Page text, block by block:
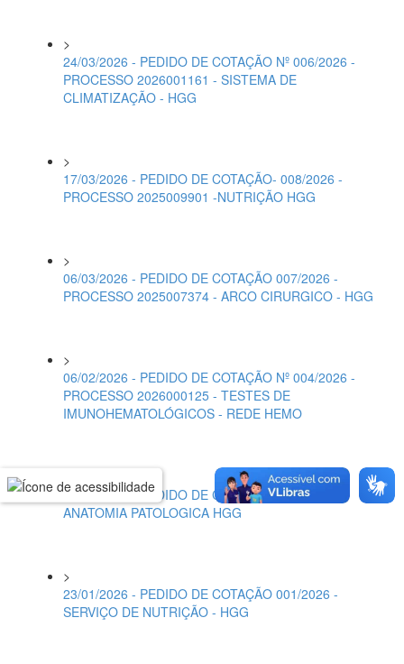
>
24/03/2026 - PEDIDO DE COTAÇÃO Nº 006/2026 -
PROCESSO 2026001161 - SISTEMA DE
CLIMATIZAÇÃO - HGG
>
17/03/2026 - PEDIDO DE COTAÇÃO- 008/2026 -
PROCESSO 2025009901 -NUTRIÇÃO HGG
>
06/03/2026 - PEDIDO DE COTAÇÃO 007/2026 -
PROCESSO 2025007374 - ARCO CIRURGICO - HGG
>
06/02/2026 - PEDIDO DE COTAÇÃO Nº 004/2026 -
PROCESSO 2026000125 - TESTES DE
IMUNOHEMATOLÓGICOS - REDE HEMO
30/01/2026 - PEDIDO DE COTAÇÃO 003/2026-
ANATOMIA PATOLOGICA HGG
>
23/01/2026 - PEDIDO DE COTAÇÃO 001/2026 -
SERVIÇO DE NUTRIÇÃO - HGG